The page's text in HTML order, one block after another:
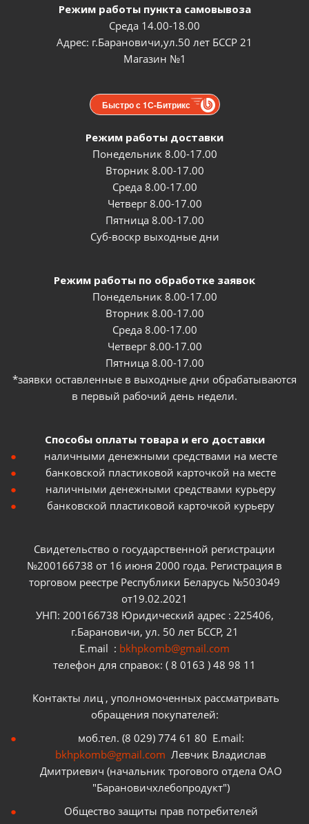
Режим работы пункта самовывоза
Среда 14.00-18.00
Адрес: г.Барановичи,ул.50 лет БССР 21
Магазин №1
Быстро с 1С-Битрикс
Режим работы доставки
Понедельник 8.00-17.00
Вторник 8.00-17.00
Среда 8.00-17.00
Четверг 8.00-17.00
Пятница 8.00-17.00
Суб-воскр выходные дни
Режим работы по обработке заявок
Понедельник 8.00-17.00
Вторник 8.00-17.00
Среда 8.00-17.00
Четверг 8.00-17.00
Пятница 8.00-17.00
*заявки оставленные в выходные дни обрабатываются
в первый рабочий день недели.
Способы оплаты товара и его доставки
наличными денежными средствами на месте
банковской пластиковой карточкой на месте
наличными денежными средствами курьеру
банковской пластиковой карточкой курьеру
Свидетельство о государственной регистрации
№200166738 от 16 июня 2000 года. Регистрация в
торговом реестре Республики Беларусь №503049
от19.02.2021
УНП: 200166738 Юридический адрес : 225406,
г.Барановичи, ул. 50 лет БССР, 21
E.mail : bkhpkomb@gmail.com
телефон для справок: ( 8 0163 ) 48 98 11
Контакты лиц , уполномоченных рассматривать
обращения покупателей:
моб.тел. (8 029) 774 61 80 E.mail:
bkhpkomb@gmail.com Левчик Владислав
Дмитриевич (начальник трогового отдела ОАО
"Барановичхлебопродукт")
Общество защиты прав потребителей